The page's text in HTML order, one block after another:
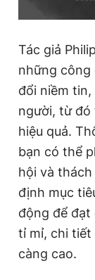
Tác giả
những
đổi niềm
người, từ đó
hiệu quả.
bạn có thể
hội và
định mục
động để đạt
tỉ mỉ, chi
càng cao.